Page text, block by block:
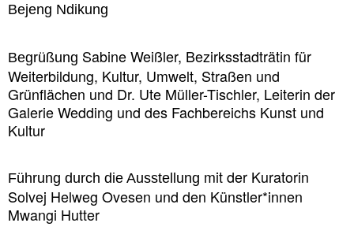
Bejeng Ndikung
Begrüßung Sabine Weißler, Bezirksstadträtin für
Weiterbildung, Kultur, Umwelt, Straßen und
Grünflächen und Dr. Ute Müller-Tischler, Leiterin der
Galerie Wedding und des Fachbereichs Kunst und
Kultur
Führung durch die Ausstellung mit der Kuratorin
Solvej Helweg Ovesen und den Künstler*innen
Mwangi Hutter